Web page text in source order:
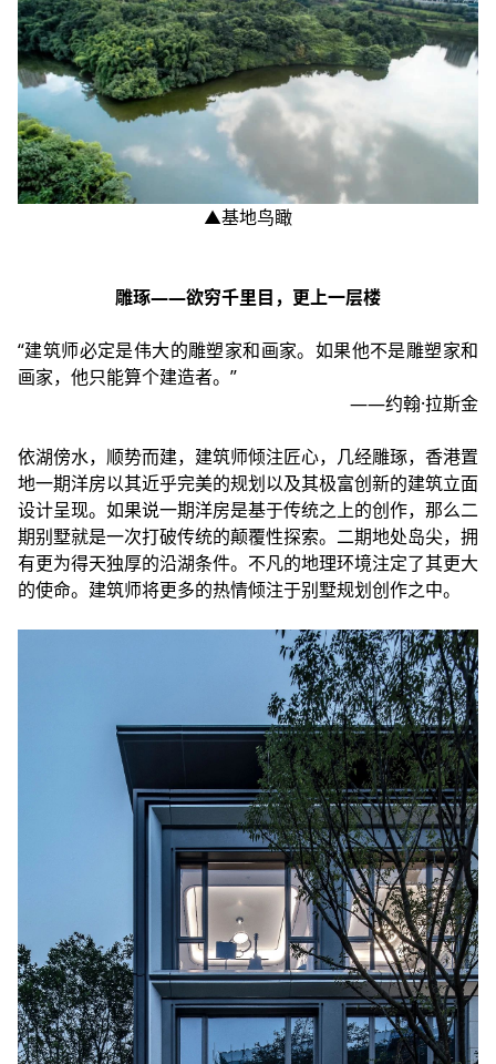
▲基地鸟瞰
雕琢——欲穷千里目，更上一层楼
“建筑师必定是伟大的雕塑家和画家。如果他不是雕塑家和
画家，他只能算个建造者。”
——约翰·拉斯金
依湖傍水，顺势而建，建筑师倾注匠心，几经雕琢，香港置
地一期洋房以其近乎完美的规划以及其极富创新的建筑立面
设计呈现。如果说一期洋房是基于传统之上的创作，那么二
期别墅就是一次打破传统的颠覆性探索。二期地处岛尖，拥
有更为得天独厚的沿湖条件。不凡的地理环境注定了其更大
的使命。建筑师将更多的热情倾注于别墅规划创作之中。